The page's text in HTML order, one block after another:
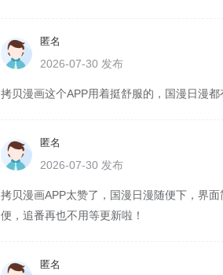
匿名
2026-07-30 发布
拷贝漫画这个APP用着挺舒服的，国漫日漫
匿名
2026-07-30 发布
拷贝漫画APP太赞了，国漫日漫随便下，界
便，追番再也不用等更新啦！
匿名